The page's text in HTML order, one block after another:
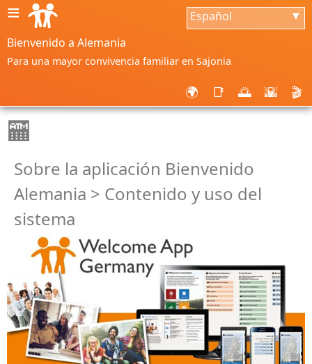
≡ Español ▼
Bienvenido a Alemania
Para una mayor convivencia familiar en Sajonia
🌍 📑 🌅 🌇 🎬
🏧
Sobre la aplicación Bienvenido
Alemania > Contenido y uso del
sistema